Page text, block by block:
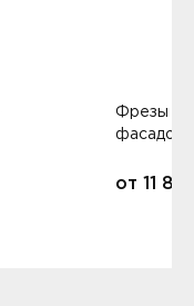
Фрезы
фасадов
от 11